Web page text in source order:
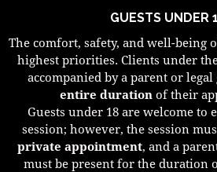
GUESTS UNDER
The comfort, safety, and well-being
highest priorities. Clients under
accompanied by a parent or
entire duration of their
Guests under 18 are welcome to
session; however, the session
private appointment, and a
must be present for the duration